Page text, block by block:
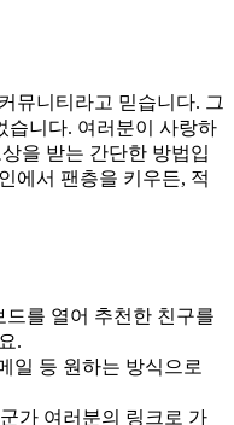
뮤니티라고 믿습니다. 그
습니다. 여러분이 사랑하
을 받는 간단한 방법입
에서 팬층을 키우든, 적
를 열어 추천한 친구를
.
일 등 원하는 방식으로
가 여러분의 링크로 가